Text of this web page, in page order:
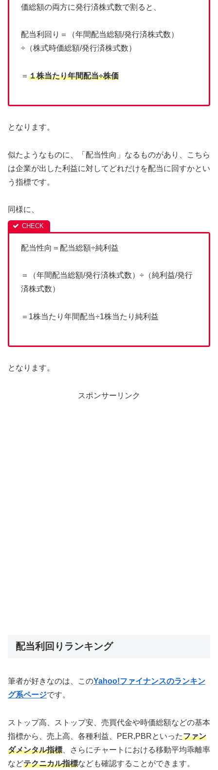
価総額の両方に発行済株式数で割ると、
配当利回り＝（年間配当総額/発行済株式数）
÷（株式時価総額/発行済株式数）
＝ １株当たり年間配当÷株価
となります。
似たようなものに、「配当性向」なるものがあり、こちら
は企業が出した利益に対してどれだけを配当に回すかとい
う指標です。
同様に、
配当性向＝配当総額÷純利益
＝（年間配当総額/発行済株式数）÷（純利益/発行
済株式数）
＝1株当たり年間配当÷1株当たり純利益
となります。
スポンサーリンク
配当利回りランキング
筆者が好きなのは、このYahoo!ファイナンスのランキン
グ系ページです。
ストップ高、ストップ安、売買代金や時価総額などの基本
指標から、売上高、各種利益、PER,PBRといったファン
ダメンタル指標 、さらにチャートにおける移動平均乖離率
などテクニカル指標なども確認することができます。